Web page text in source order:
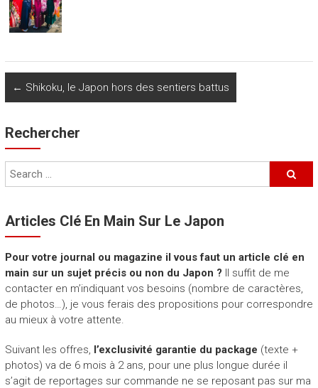
← Shikoku, le Japon hors des sentiers battus
Rechercher
Articles Clé En Main Sur Le Japon
Pour votre journal ou magazine il vous faut un article clé en
main sur un sujet précis ou non du Japon ? Il suffit de me
contacter en m’indiquant vos besoins (nombre de caractères,
de photos…), je vous ferais des propositions pour correspondre
au mieux à votre attente.
Suivant les offres, l’exclusivité garantie du package (texte +
photos) va de 6 mois à 2 ans, pour une plus longue durée il
s’agit de reportages sur commande ne se reposant pas sur ma